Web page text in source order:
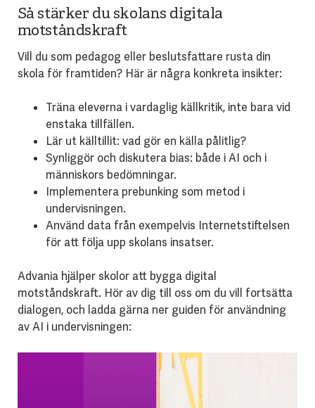
Så stärker du skolans digitala
motståndskraft
Vill du som pedagog eller beslutsfattare rusta din
skola för framtiden? Här är några konkreta insikter:
Träna eleverna i vardaglig källkritik, inte bara vid
enstaka tillfällen.
Lär ut källtillit: vad gör en källa pålitlig?
Synliggör och diskutera bias: både i AI och i
människors bedömningar.
Implementera prebunking som metod i
undervisningen.
Använd data från exempelvis Internetstiftelsen
för att följa upp skolans insatser.
Advania hjälper skolor att bygga digital
motståndskraft. Hör av dig till oss om du vill fortsätta
dialogen, och ladda gärna ner guiden föranvändning
av AI i undervisningen: